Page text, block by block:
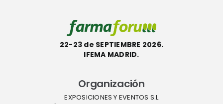
22-23 de SEPTIEMBRE 2026.
IFEMA MADRID.
Organización
EXPOSICIONES Y EVENTOS S.L